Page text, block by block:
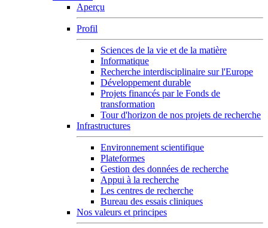
Aperçu
Profil
Sciences de la vie et de la matière
Informatique
Recherche interdisciplinaire sur l'Europe
Développement durable
Projets financés par le Fonds de
transformation
Tour d'horizon de nos projets de recherche
Infrastructures
Environnement scientifique
Plateformes
Gestion des données de recherche
Appui à la recherche
Les centres de recherche
Bureau des essais cliniques
Nos valeurs et principes